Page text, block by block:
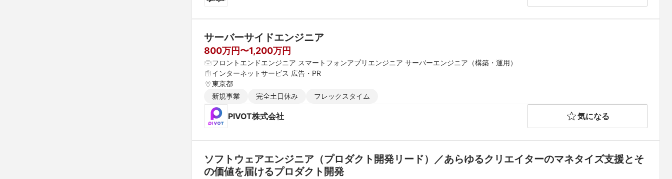
サーバーサイドエンジニア
800万円〜1,200万円
フロントエンドエンジニア スマートフォンアプリエンジニア サーバーエンジニア（構築・運用）
インターネットサービス 広告・PR
東京都
新規事業
完全土日休み フレックスタイム
PIVOT株式会社 気になる
ソフトウェアエンジニア（プロダクト開発リード）／あらゆるクリエイターのマネタイズ支援とそ
の価値を届けるプロダクト開発